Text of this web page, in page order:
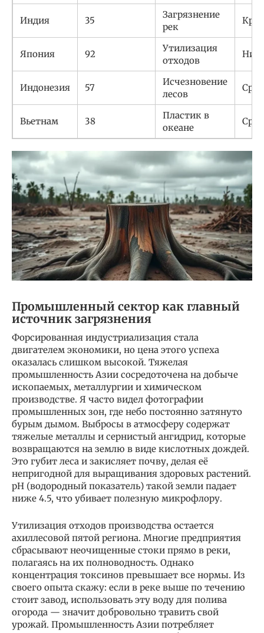
Индия 35
Загрязнение
рек
Япония 92
Утилизация
отходов
Индонезия 57
Исчезновение
лесов
Вьетнам 38
Пластик в
океане
Промышленный сектор как главный
источник загрязнения
Форсированная индустриализация стала
двигателем экономики, но цена этого успеха
оказалась слишком высокой. Тяжелая
промышленность Азии сосредоточена на добыче
ископаемых, металлургии и химическом
производстве. Я часто видел фотографии
промышленных зон, где небо постоянно затянуто
бурым дымом. Выбросы в атмосферу содержат
тяжелые металлы и сернистый ангидрид, которые
возвращаются на землю в виде кислотных дождей.
Это губит леса и закисляет почву, делая её
непригодной для выращивания здоровых растений.
pH (водородный показатель) такой земли падает
ниже 4.5, что убивает полезную микрофлору.
Утилизация отходов производства остается
ахиллесовой пятой региона. Многие предприятия
сбрасывают неочищенные стоки прямо в реки,
полагаясь на их полноводность. Однако
концентрация токсинов превышает все нормы. Из
своего опыта скажу: если в реке выше по течению
стоит завод, использовать эту воду для полива
огорода — значит добровольно травить свой
урожай. Промышленность Азии потребляет